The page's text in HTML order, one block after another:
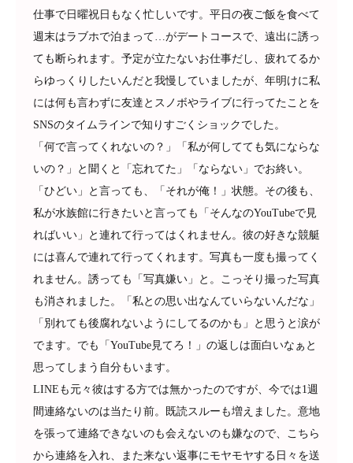
仕事で日曜祝日もなく忙しいです。平日の夜ご飯を食べて
週末はラブホで泊まって…がデートコースで、遠出に誘っ
ても断られます。予定が立たないお仕事だし、疲れてるか
らゆっくりしたいんだと我慢していましたが、年明けに私
には何も言わずに友達とスノボやライブに行ってたことを
SNSのタイムラインで知りすごくショックでした。
「何で言ってくれないの？」「私が何してても気にならな
いの？」と聞くと「忘れてた」「ならない」でお終い。
「ひどい」と言っても、「それが俺！」状態。その後も、
私が水族館に行きたいと言っても「そんなのYouTubeで見
ればいい」と連れて行ってはくれません。彼の好きな競艇
には喜んで連れて行ってくれます。写真も一度も撮ってく
れません。誘っても「写真嫌い」と。こっそり撮った写真
も消されました。「私との思い出なんていらないんだな」
「別れても後腐れないようにしてるのかも」と思うと涙が
でます。でも「YouTube見てろ！」の返しは面白いなぁと
思ってしまう自分もいます。
LINEも元々彼はする方では無かったのですが、今では1週
間連絡ないのは当たり前。既読スルーも増えました。意地
を張って連絡できないのも会えないのも嫌なので、こちら
から連絡を入れ、また来ない返事にモヤモヤする日々を送